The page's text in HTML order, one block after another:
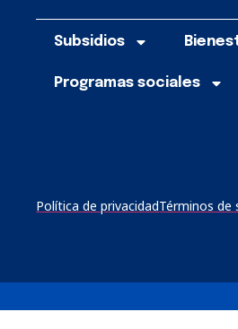
Subsidios
Programas sociales
Política de privacidadTérminos de